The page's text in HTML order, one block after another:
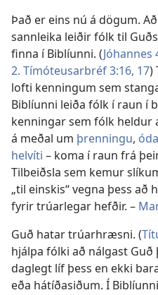
Það er eins nú á dögum.
sannleika leiðir fólk til
finna í Biblíunni. (Jóhannes
2. Tímóteusarbréf 3:16, 17)
lofti kenningum sem
Biblíunni leiða fólk í raun í
kenningar sem fólk heldur
á meðal um þrenningu,
helvíti – koma í raun frá
Tilbeiðsla sem kemur
„til einskis“ vegna þess
fyrir trúarlegar hefðir. –
Guð hatar trúarhræsni. (
hjálpa fólki að nálgast
daglegt líf þess en ekki
eða hátíðasiðum. Í